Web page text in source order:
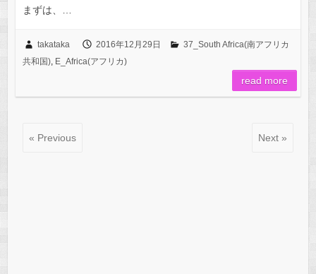
まずは、…
takataka 2016年12月29日
37_South Africa(南アフリカ
共和国), E_Africa(アフリカ)
read more
« Previous Next »